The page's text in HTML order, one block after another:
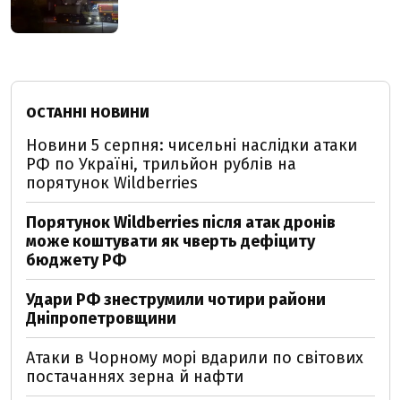
ОСТАННІ НОВИНИ
Новини 5 серпня: чисельні наслідки атаки
РФ по Україні, трильйон рублів на
порятунок Wildberries
Порятунок Wildberries після атак дронів
може коштувати як чверть дефіциту
бюджету РФ
Удари РФ знеструмили чотири райони
Дніпропетровщини
Атаки в Чорному морі вдарили по світових
постачаннях зерна й нафти